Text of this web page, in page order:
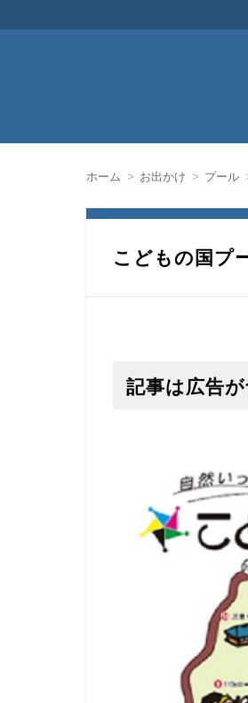
ホーム お出かけ プール
こどもの国プ
記事は広告